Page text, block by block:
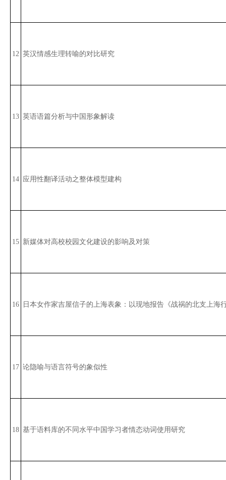
12 英汉情感生理转喻的对比研究
13 英语语篇分析与中国形象解读
14 应用性翻译活动之整体模型建构
15 新媒体对高校校园文化建设的影响及对策
16 日本女作家吉屋信子的上海表象：以现地报告《战祸的北支上海
17 论隐喻与语言符号的象似性
18 基于语料库的不同水平中国学习者情态动词使用研究